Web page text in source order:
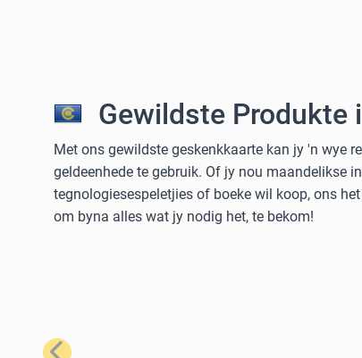
Gewildste Produkte
Met ons gewildste geskenkkaarte kan jy 'n wye
geldeenhede te gebruik. Of jy nou maandelikse
tegnologiesespeletjies of boeke wil koop, ons
om byna alles wat jy nodig het, te bekom!